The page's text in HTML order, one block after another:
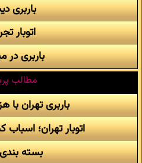
باربری
اتوبار
باربری در
مطالب
باربری تهران با
اتوبار تهران؛
بسته بندی